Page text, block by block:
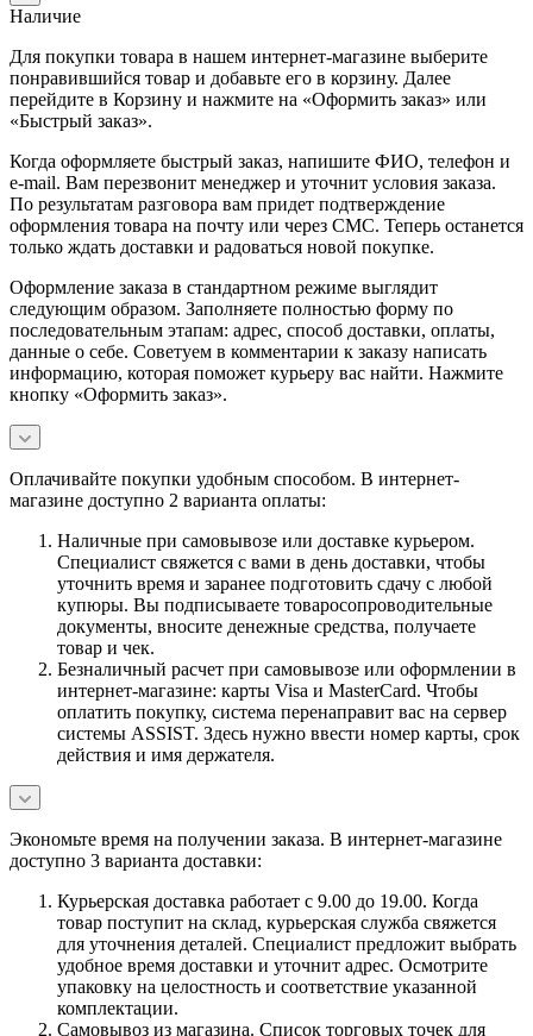
Наличие
Для покупки товара в нашем интернет-магазине выберите
понравившийся товар и добавьте его в корзину. Далее
перейдите в Корзину и нажмите на «Оформить заказ» или
«Быстрый заказ».
Когда оформляете быстрый заказ, напишите ФИО, телефон и
e-mail. Вам перезвонит менеджер и уточнит условия заказа.
По результатам разговора вам придет подтверждение
оформления товара на почту или через СМС. Теперь останется
только ждать доставки и радоваться новой покупке.
Оформление заказа в стандартном режиме выглядит
следующим образом. Заполняете полностью форму по
последовательным этапам: адрес, способ доставки, оплаты,
данные о себе. Советуем в комментарии к заказу написать
информацию, которая поможет курьеру вас найти. Нажмите
кнопку «Оформить заказ».
Оплачивайте покупки удобным способом. В интернет-
магазине доступно 2 варианта оплаты:
Наличные при самовывозе или доставке курьером.
Специалист свяжется с вами в день доставки, чтобы
уточнить время и заранее подготовить сдачу с любой
купюры. Вы подписываете товаросопроводительные
документы, вносите денежные средства, получаете
товар и чек.
Безналичный расчет при самовывозе или оформлении в
интернет-магазине: карты Visa и MasterCard. Чтобы
оплатить покупку, система перенаправит вас на сервер
системы ASSIST. Здесь нужно ввести номер карты, срок
действия и имя держателя.
Экономьте время на получении заказа. В интернет-магазине
доступно 3 варианта доставки:
Курьерская доставка работает с 9.00 до 19.00. Когда
товар поступит на склад, курьерская служба свяжется
для уточнения деталей. Специалист предложит выбрать
удобное время доставки и уточнит адрес. Осмотрите
упаковку на целостность и соответствие указанной
комплектации.
Самовывоз из магазина. Список торговых точек для